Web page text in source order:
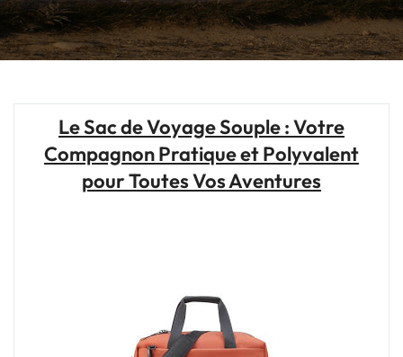
Le Sac de Voyage Souple : Votre
Compagnon Pratique et Polyvalent
pour Toutes Vos Aventures